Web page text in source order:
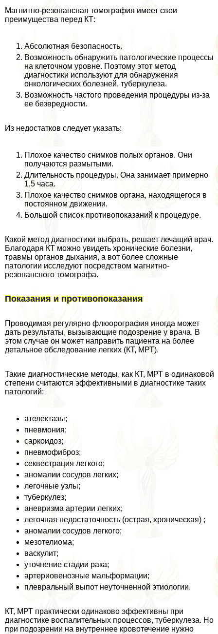
Магнитно-резонансная томография имеет свои
преимущества перед КТ:
Абсолютная безопасность.
Возможность обнаружить патологические процессы
на клеточном уровне. Поэтому этот метод
диагностики используют для обнаружения
oнкoлoгических болезней, туберкулеза.
Возможность частого проведения процедуры из-за
ее безвредности.
Из недостатков следует указать:
Плохое качество снимков полых органов. Они
получаются размытыми.
Длительность процедуры. Она занимает примерно
1,5 часа.
Плохое качество снимков органа, находящегося в
постоянном движении.
Большой список противопоказаний к процедуре.
Какой метод диагностики выбрать, решает лечащий врач.
Благодаря КТ можно увидеть хронические болезни,
травмы органов дыхания, а вот более сложные
патологии исследуют посредством магнитно-
резонансного томографа.
Показания и противопоказания
Проводимая регулярно флюорография иногда может
дать результаты, вызывающие подозрение у врача. В
этом случае он может направить пациента на более
детальное обследование легких (КТ, МРТ).
Такие диагностические методы, как КТ, МРТ в одинаковой
степени считаются эффективными в диагностике таких
патологий:
ателектазы;
пневмония;
саркоидоз;
пневмофиброз;
секвестрация легкого;
аномалии сосудов легких;
легочные узлы;
туберкулез;
аневризма артерии легких;
легочная недостаточность (острая, хроническая) ;
аномалии сосудов легкого;
мезотелиома;
васкулит;
уточнение стадии paка;
артериовенозные мальформации;
плевральный выпот неуточненной этиологии.
КТ, МРТ пpaктически одинаково эффективны при
диагностике воспалительных процессов, туберкулеза. Но
при подозрении на внутреннее кровотечение нужно